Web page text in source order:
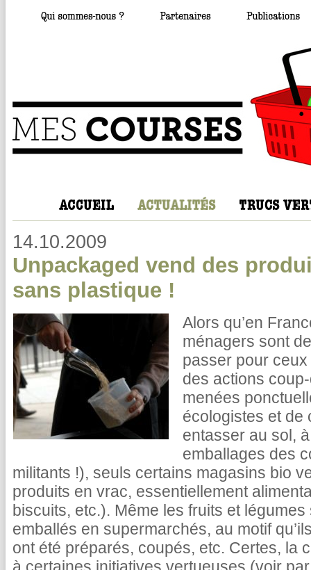
14.10.2009
Unpackaged vend des
sans plastique !
Alors qu’en
ménagers sont
passer pour
des actions
menées
écologistes et de
entasser au sol,
emballages des
militants !), seuls certains magasins bio
produits en vrac, essentiellement
biscuits, etc.). Même les fruits et
emballés en supermarchés, au motif
ont été préparés, coupés, etc. Certes, la